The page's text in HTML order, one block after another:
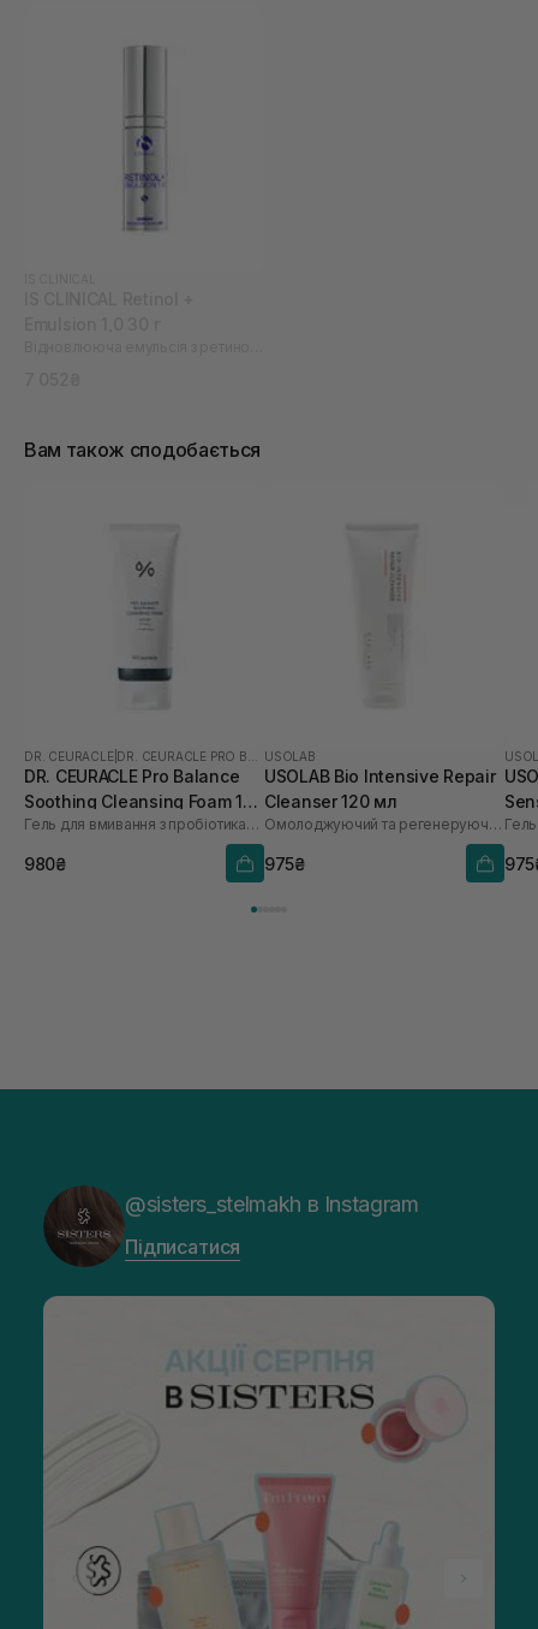
Вам також сподобається
DR. CEURACLE
DR. CEURACLE Pro Balance
Soothing Cleansing Foam 150
мл
Гель для вмивання з пробіотиками
980₴
USOLAB
USOLAB Bio Intensive Repair
Cleanser 120 мл
Омолоджуючий та регенеруючий гель для вмивання
975₴
@sisters_stelmakh в Instagram
Підписатися